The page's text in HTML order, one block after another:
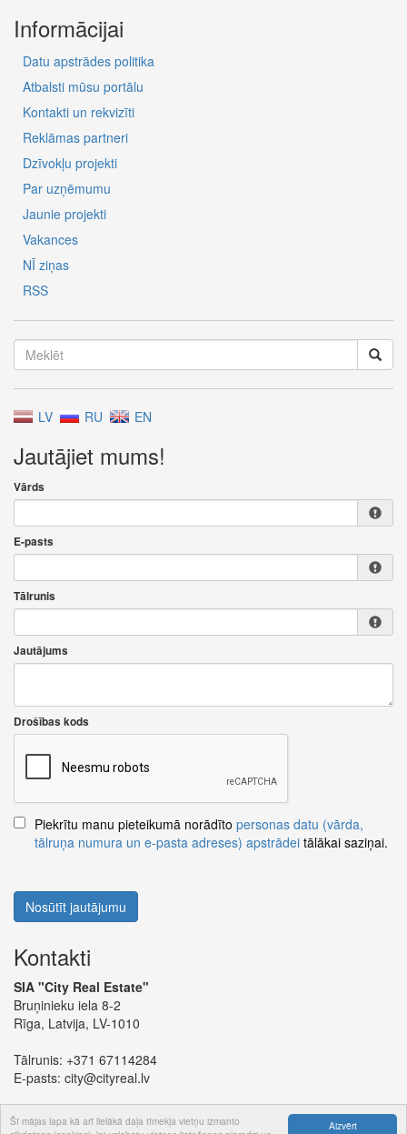
Aizvērt
Šī mājas lapa kā arī lielākā daļa tīmekļa vietņu izmanto
Informācijai
Datu apstrādes politika
Atbalsti mūsu portālu
Kontakti un rekvizīti
Reklāmas partneri
Dzīvokļu projekti
Par uzņēmumu
Jaunie projekti
Vakances
NĪ ziņas
RSS
LV RU EN
Jautājiet mums!
Vārds
E-pasts
Tālrunis
Jautājums
Drošības kods
Piekrītu manu pieteikumā norādīto personas datu (vārda,
tālruņa numura un e-pasta adreses) apstrādei tālākai saziņai.
Nosūtīt jautājumu
Kontakti
SIA "City Real Estate"
Bruņinieku iela 8-2
Rīga, Latvija, LV-1010
Tālrunis: +371 67114284
E-pasts: city@cityreal.lv